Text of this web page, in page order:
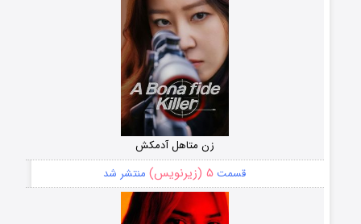
زن متاهل آدمکش
قسمت ۵ (زیرنویس) منتشر شد